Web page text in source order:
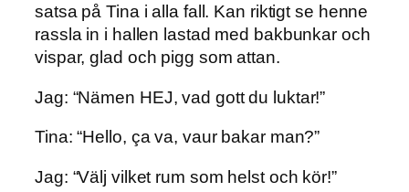
satsa på Tina i alla fall. Kan riktigt se henne
rassla in i hallen lastad med bakbunkar och
vispar, glad och pigg som attan.
Jag: “Nämen HEJ, vad gott du luktar!”
Tina: “Hello, ça va, vaur bakar man?”
Jag: “Välj vilket rum som helst och kör!”